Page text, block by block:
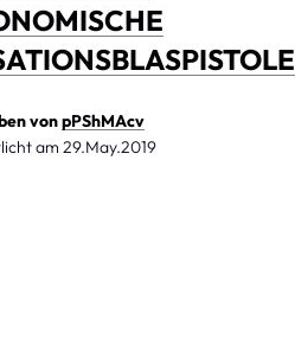
vonpPShMAcv
am 29.May.2019